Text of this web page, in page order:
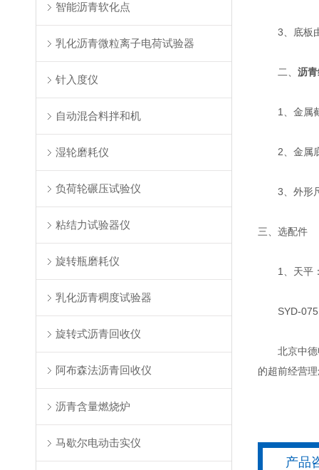
智能沥青软化点
乳化沥青微粒离子电荷试验器
针入度仪
自动混合料拌和机
湿轮磨耗仪
负荷轮碾压试验仪
粘结力试验器仪
旋转瓶磨耗仪
乳化沥青稠度试验器
旋转式沥青回收仪
阿布森法沥青回收仪
沥青含量燃烧炉
马歇尔电动击实仪
3、底板由
二、 沥
1、金属截
2、金属底
3、外形尺
三、选配件
1、天平：
SYD-0751
北京中德申
的超前经营
产品